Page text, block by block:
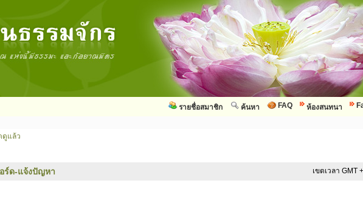
ห้องสนทนา
FAQ
ค้นหา
รายชื่อสมาชิก
ดูแล้ว
ร์ด-แจ้งปัญหา เขตเวลา GMT